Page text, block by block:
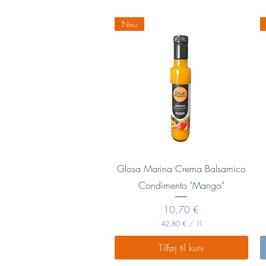
p
r
1
t
e
r
Hurtigvisning
Neu
Glosa Marina Crema Balsamico
Condimento "Mango"
Pris
10,70 €
42,80 € / 1l
4
2
,
8
Tilføj til kurv